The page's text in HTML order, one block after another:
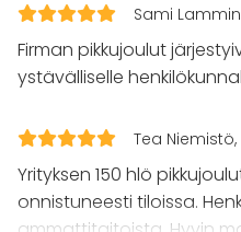
Piano
Event types
Party
Spa / Wellness / Sauna
Meeting
Conference / Seminar
Sami
Firman pikkujoulut
ystävälliselle
Tea Niemistö
Yrityksen 150 hlö
onnistuneesti tiloissa.